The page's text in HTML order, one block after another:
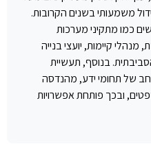
לגידול משמעותי בשנים הקרובות.
כמו מתקיני מערכות
קיימות, יועצי בנייה
בנוסף, תעשיית
של תחומי ידע, מהנדסה
ובכך פותחת אפשרויות